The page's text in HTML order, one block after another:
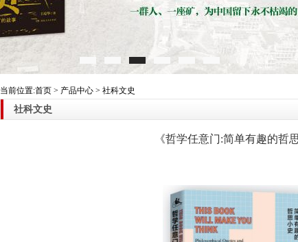
当前位置:首页 > 产品中心 > 社科文史
社科文史
《哲学任意门:简单有趣的哲